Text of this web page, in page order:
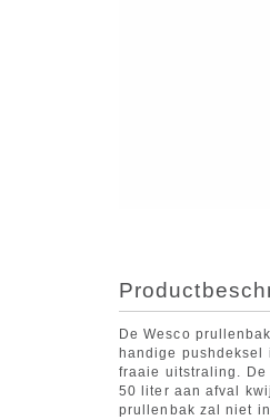
De Wesco
handige
fraaie uitstraling. De
50 liter aan afval
prullenbak zal niet